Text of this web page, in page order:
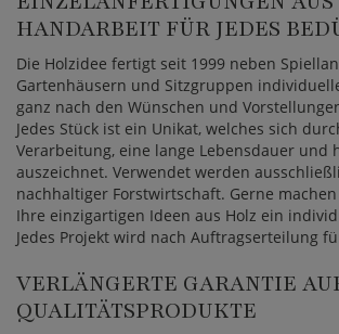
HANDARBEIT FÜR JEDES
Die Holzidee fertigt seit 1999 neben
Gartenhäusern und Sitzgruppen
ganz nach den Wünschen und
Jedes Stück ist ein Unikat, welches sich
Verarbeitung, eine lange Lebensdauer und
auszeichnet. Verwendet werden
nachhaltiger Forstwirtschaft. Gerne
Ihre einzigartigen Ideen aus Holz ein
Jedes Projekt wird nach Auftragserteilung
VERLÄNGERTE GARANTIE
QUALITÄTSPRODUKTE